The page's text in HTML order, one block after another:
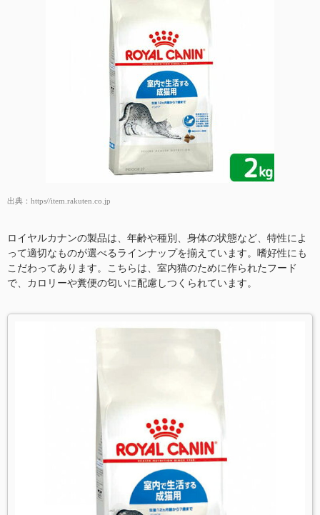
出典： https//item.rakuten.co.jp
ロイヤルカナンの製品は、年齢や種別、身体の状態など、特性によ
って適切なものが選べるラインナップを揃えています。嗜好性にも
こだわってあります。こちらは、室内猫のために作られたフード
で、カロリーや糞便の匂いに配慮しつくられています。